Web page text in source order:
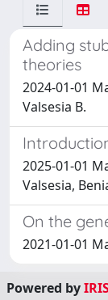
Adding
theories
2024-01-01
Valsesia B.
2025-01-01
Valsesia,
On the
2021-01-01
Powered by